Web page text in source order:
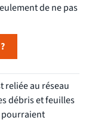
de ne pas
reliée au réseau
débris et feuilles
pourraient